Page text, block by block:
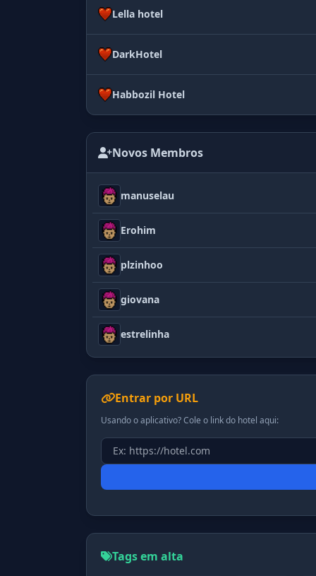
Lella hotel
DarkHotel
Habbozil Hotel
Novos Membros
manuselau
Erohim
plzinhoo
giovana
estrelinha
Entrar por URL
Usando o aplicativo? Cole o link do hotel aqui:
Tags em alta